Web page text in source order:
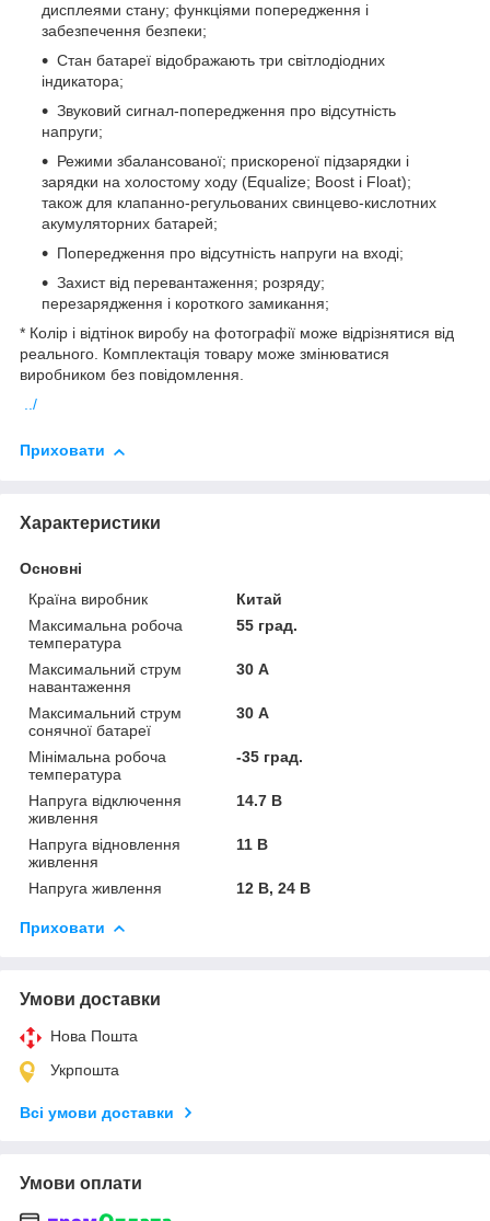
дисплеями стану; функціями попередження і
забезпечення безпеки;
Стан батареї відображають три світлодіодних
індикатора;
Звуковий сигнал-попередження про відсутність
напруги;
Режими збалансованої; прискореної підзарядки і
зарядки на холостому ходу (Equalize; Boost і Float);
також для клапанно-регульованих свинцево-кислотних
акумуляторних батарей;
Попередження про відсутність напруги на вході;
Захист від перевантаження; розряду;
перезарядження і короткого замикання;
* Колір і відтінок виробу на фотографії може відрізнятися від
реального. Комплектація товару може змінюватися
виробником без повідомлення.
../
Приховати
Характеристики
Основні
Країна виробник
Китай
Максимальна робоча
температура
55 град.
Максимальний струм
навантаження
30 А
Максимальний струм
сонячної батареї
30 А
Мінімальна робоча
температура
-35 град.
Напруга відключення
живлення
14.7 В
Напруга відновлення
живлення
11 В
Напруга живлення 12 В, 24 В
Приховати
Умови доставки
Нова Пошта
Укрпошта
Всі умови доставки
Умови оплати